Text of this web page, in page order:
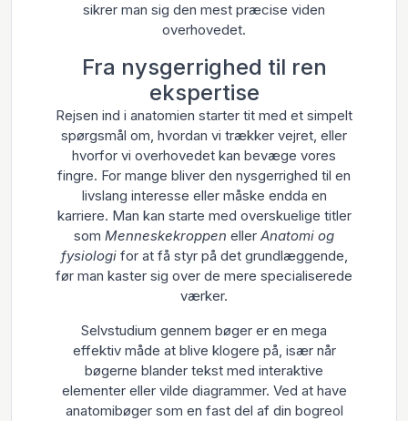
sikrer man sig den mest præcise viden
overhovedet.
Fra nysgerrighed til ren
ekspertise
Rejsen ind i anatomien starter tit med et simpelt
spørgsmål om, hvordan vi trækker vejret, eller
hvorfor vi overhovedet kan bevæge vores
fingre. For mange bliver den nysgerrighed til en
livslang interesse eller måske endda en
karriere. Man kan starte med overskuelige titler
som Menneskekroppen eller Anatomi og
fysiologifor at få styr på det grundlæggende,
før man kaster sig over de mere specialiserede
værker.
Selvstudium gennem bøger er en mega
effektiv måde at blive klogere på, især når
bøgerne blander tekst med interaktive
elementer eller vilde diagrammer. Ved at have
anatomibøger som en fast del af din bogreol